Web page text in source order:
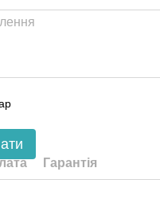
Гарантія